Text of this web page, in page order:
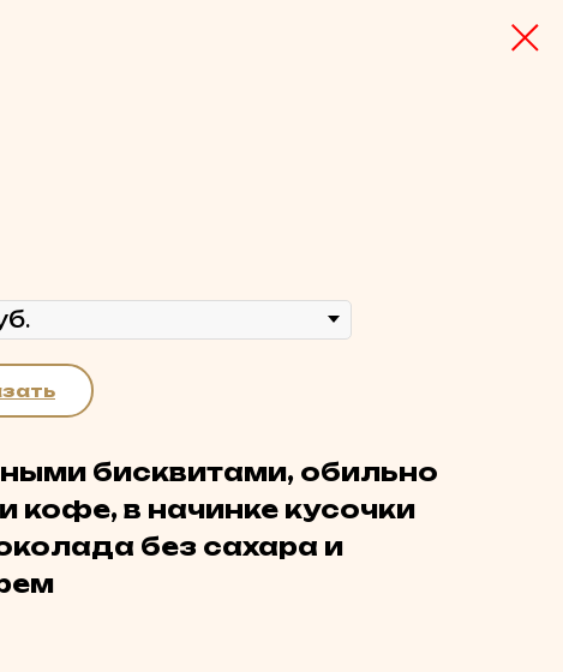
бисквитами, обильно
кофе, в начинке кусочки
без сахара и